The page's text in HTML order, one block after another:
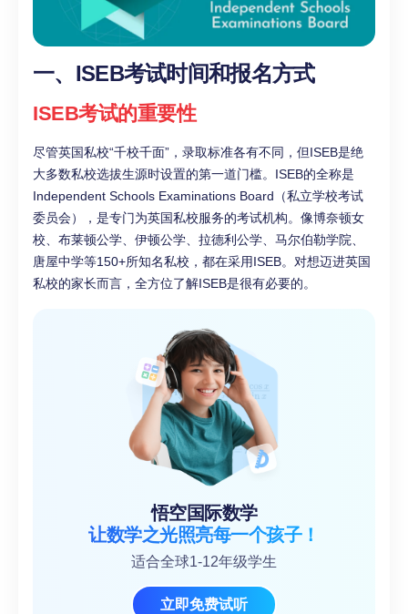
一、ISEB考试时间和报名方式
ISEB考试的重要性
尽管英国私校“千校千面”，录取标准各有不同，但ISEB是绝
大多数私校选拔生源时设置的第一道门槛。ISEB的全称是
Independent Schools Examinations Board（私立学校考试
委员会），是专门为英国私校服务的考试机构。像博奈顿女
校、布莱顿公学、伊顿公学、拉德利公学、马尔伯勒学院、
唐屋中学等150+所知名私校，都在采用ISEB。对想迈进英国
私校的家长而言，全方位了解ISEB是很有必要的。
悟空国际数学
让数学之光照亮每一个孩子！
适合全球1-12年级学生
立即免费试听